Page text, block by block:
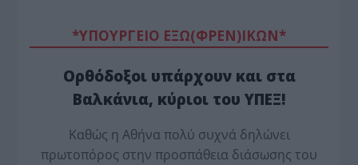
*ΥΠΟΥΡΓΕΙΟ ΕΞΩ(ΦΡΕΝ)ΙΚΩΝ*
Ορθόδοξοι υπάρχουν και στα
Βαλκάνια, κύριοι του ΥΠΕΞ!
Καθώς η Αθήνα πολύ συχνά δηλώνει
πρωτοπόρος στην προσπάθεια διάσωσης του